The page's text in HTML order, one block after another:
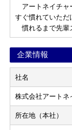
アートネイチャ
すぐ慣れていただ
慣れるまで先輩
企業情報
社名
株式会社アートネ
所在地（本社）